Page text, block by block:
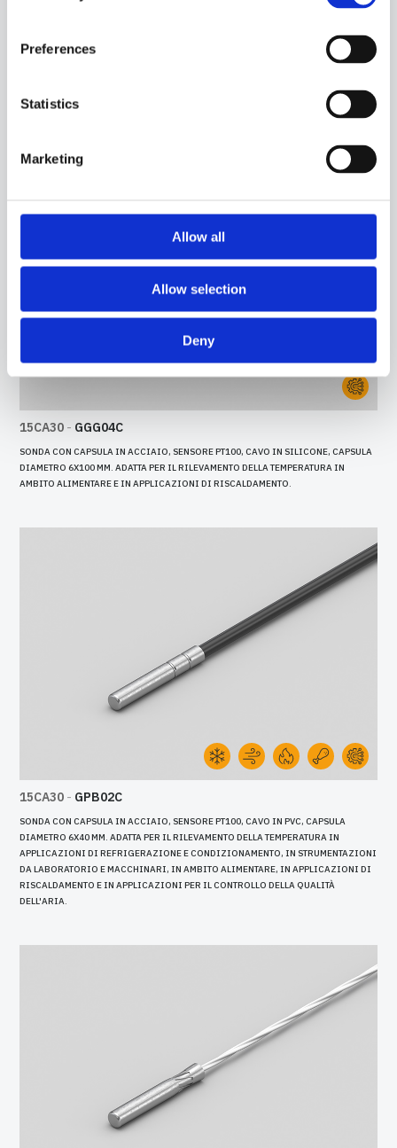
Preferences
Statistics
Marketing
Allow all
Allow selection
Deny
15CA30-GGB07C
DIAMETRO 6X40 MM. ADATTA PER IL RILEVAMENTO DELLA TEMPERATURA IN AMBITO
15CA30 - GGG04C
SONDA CON CAPSULA IN ACCIAIO, SENSORE PT100, CAVO IN SILICONE, CAPSULA
DIAMETRO 6X100 MM. ADATTA PER IL RILEVAMENTO DELLA TEMPERATURA IN
AMBITO ALIMENTARE E IN APPLICAZIONI DI RISCALDAMENTO.
15CA30 - GPB02C
SONDA CON CAPSULA IN ACCIAIO, SENSORE PT100, CAVO IN PVC, CAPSULA
DIAMETRO 6X40 MM. ADATTA PER IL RILEVAMENTO DELLA TEMPERATURA IN
APPLICAZIONI DI REFRIGERAZIONE E CONDIZIONAMENTO, IN STRUMENTAZIONI
DA LABORATORIO E MACCHINARI, IN AMBITO ALIMENTARE, IN APPLICAZIONI DI
RISCALDAMENTO E IN APPLICAZIONI PER IL CONTROLLO DELLA QUALITÀ
DELL'ARIA.